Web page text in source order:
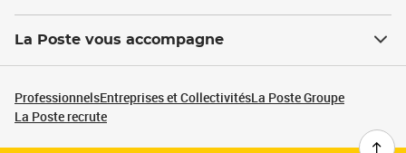
La Poste vous accompagne
ProfessionnelsEntreprises et CollectivitésLa Poste Groupe
La Poste recrute